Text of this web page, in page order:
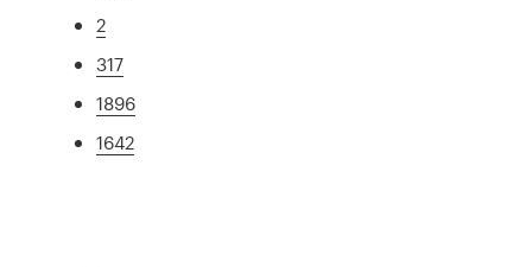
2
317
1896
1642